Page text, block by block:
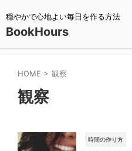
穏やかで心地よい毎日を作る方法
BookHours
HOME > 観察
観察
時間の作り方